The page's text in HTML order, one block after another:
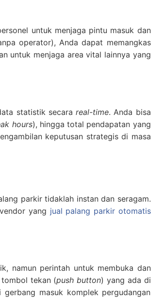
untuk menjaga pintu masuk dan
operator), Anda dapat memangkas
untuk menjaga area vital lainnya yang
statistik secarareal-time. Anda bisa
hours), hingga total pendapatan yang
keputusan strategis di masa
parkir tidaklah instan dan seragam.
yang jual palang parkir otomatis
namun perintah untuk membuka dan
tekan (push button) yang ada di
masuk komplek pergudangan